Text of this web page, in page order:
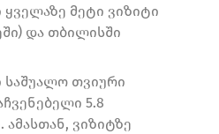
მეტი ვიზიტი
და თბილისში
საშუალო თვიური
5.8
ვიზიტზე